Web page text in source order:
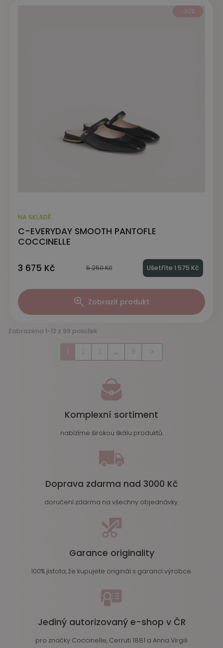
NA SKLADĚ
C-EVERYDAY SMOOTH PANTOFLE
COCCINELLE
3 675 Kč 5 250 Kč Ušetříte 1 575 Kč
Zobrazit produkt
-30%
Zobrazeno 1-12 z 99 položek
1 2 3 … 9 Další

Komplexní sortiment
nabízíme širokou škálu produktů.
Doprava zdarma nad 3000 Kč
doručení zdarma na všechny objednávky.
Garance originality
100% jistota, že kupujete originál s garancí výrobce.
Jediný autorizovaný e-shop v ČR
pro značky Coccinelle, Cerruti 1881 a Anna Virgili